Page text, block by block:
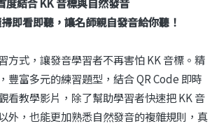
即看即聽，讓名師親自發音給你聽！
方式，讓發音學習者不再害怕 KK 音標。精
豐富多元的練習題型，結合 QR Code 即時
看教學影片，除了幫助學習者快速把 KK 音
外，也能更加熟悉自然發音的複雜規則，真